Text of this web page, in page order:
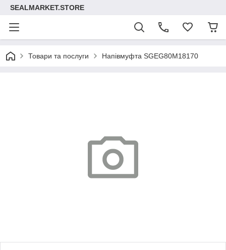
SEALMARKET.STORE
Товари та послуги Напівмуфта SGEG80M18170